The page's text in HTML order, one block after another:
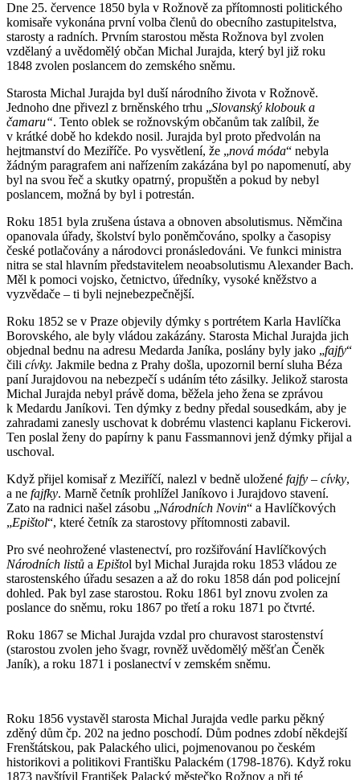
Dne 25. července 1850 byla v Rožnově za přítomnosti politického
komisaře vykonána první volba členů do obecního zastupitelstva,
starosty a radních. Prvním starostou města Rožnova byl zvolen
vzdělaný a uvědomělý občan Michal Jurajda, který byl již roku
1848 zvolen poslancem do zemského sněmu.
Starosta Michal Jurajda byl duší národního života v Rožnově.
Jednoho dne přivezl z brněnského trhu „Slovanský klobouk a
čamaru“. Tento oblek se rožnovským občanům tak zalíbil, že
v krátké době ho kdekdo nosil. Jurajda byl proto předvolán na
hejtmanství do Meziříče. Po vysvětlení, že „nová móda“ nebyla
žádným paragrafem ani nařízením zakázána byl po napomenutí, aby
byl na svou řeč a skutky opatrný, propuštěn a pokud by nebyl
poslancem, možná by byl i potrestán.
Roku 1851 byla zrušena ústava a obnoven absolutismus. Němčina
opanovala úřady, školství bylo poněmčováno, spolky a časopisy
české potlačovány a národovci pronásledováni. Ve funkci ministra
nitra se stal hlavním představitelem neoabsolutismu Alexander Bach.
Měl k pomoci vojsko, četnictvo, úředníky, vysoké kněžstvo a
vyzvědače – ti byli nejnebezpečnější.
Roku 1852 se v Praze objevily dýmky s portrétem Karla Havlíčka
Borovského, ale byly vládou zakázány. Starosta Michal Jurajda jich
objednal bednu na adresu Medarda Janíka, poslány byly jako „fajfy“
čili cívky. Jakmile bedna z Prahy došla, upozornil berní sluha Béza
paní Jurajdovou na nebezpečí s udáním této zásilky. Jelikož starosta
Michal Jurajda nebyl právě doma, běžela jeho žena se zprávou
k Medardu Janíkovi. Ten dýmky z bedny předal sousedkám, aby je
zahradami zanesly uschovat k dobrému vlastenci kaplanu Fickerovi.
Ten poslal ženy do papírny k panu Fassmannovi jenž dýmky přijal a
uschoval.
Když přijel komisař z Meziříčí, nalezl v bedně uložené fajfy – cívky,
a ne fajfky. Marně četník prohlížel Janíkovo i Jurajdovo stavení.
Zato na radnici našel zásobu „Národních Novin“ a Havlíčkových
„Epištol“, které četník za starostovy přítomnosti zabavil.
Pro své neohrožené vlastenectví, pro rozšiřování Havlíčkových
Národních listů a Epištol byl Michal Jurajda roku 1853 vládou ze
starostenského úřadu sesazen a až do roku 1858 dán pod policejní
dohled. Pak byl zase starostou. Roku 1861 byl znovu zvolen za
poslance do sněmu, roku 1867 po třetí a roku 1871 po čtvrté.
Roku 1867 se Michal Jurajda vzdal pro churavost starostenství
(starostou zvolen jeho švagr, rovněž uvědomělý měšťan Čeněk
Janík), a roku 1871 i poslanectví v zemském sněmu.
Roku 1856 vystavěl starosta Michal Jurajda vedle parku pěkný
zděný dům čp. 202 na jedno poschodí. Dům podnes zdobí někdejší
Frenštátskou, pak Palackého ulici, pojmenovanou po českém
historikovi a politikovi Františku Palackém (1798-1876). Když roku
1873 navštívil František Palacký městečko Rožnov a při té